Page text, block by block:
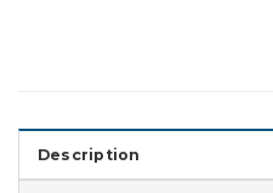
Description